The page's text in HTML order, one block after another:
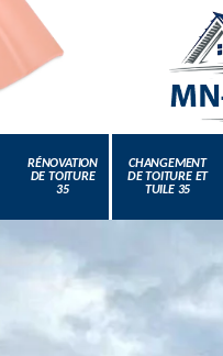
RÉNOVATION
DE TOITURE
35
CHANGEMENT
DE TOITURE ET
TUILE 35